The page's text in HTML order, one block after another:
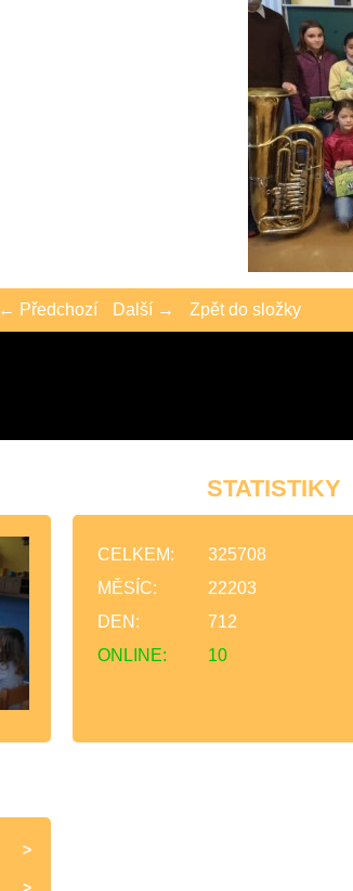
← Předchozí Další → Zpět do složky
STATISTIKY
ONLINE: 10
CELKEM:
325708
MĚSÍC:
22203
DEN:
712